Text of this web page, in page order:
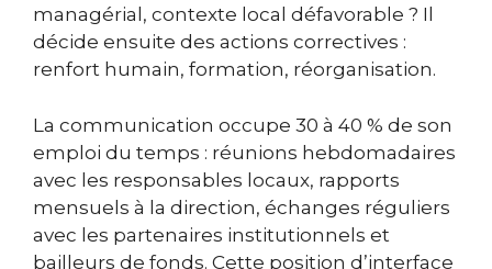
managérial, contexte local défavorable ? Il
décide ensuite des actions correctives :
renfort humain, formation, réorganisation.
La communication occupe 30 à 40 % de son
emploi du temps : réunions hebdomadaires
avec les responsables locaux, rapports
mensuels à la direction, échanges réguliers
avec les partenaires institutionnels et
bailleurs de fonds. Cette position d’interface